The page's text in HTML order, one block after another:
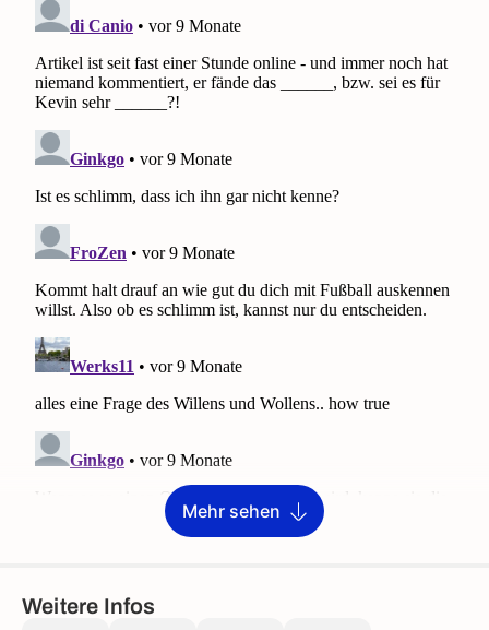
Mehr sehen
Weitere Infos